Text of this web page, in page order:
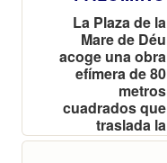
La Plaza de la
Mare de Déu
acoge una obra
efímera de 80
metros
cuadrados que
traslada la
majestuosidad